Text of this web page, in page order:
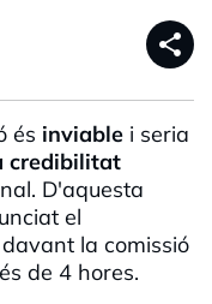
share
és inviable i seria
credibilitat
D'aquesta
el
la comissió
de 4 hores.